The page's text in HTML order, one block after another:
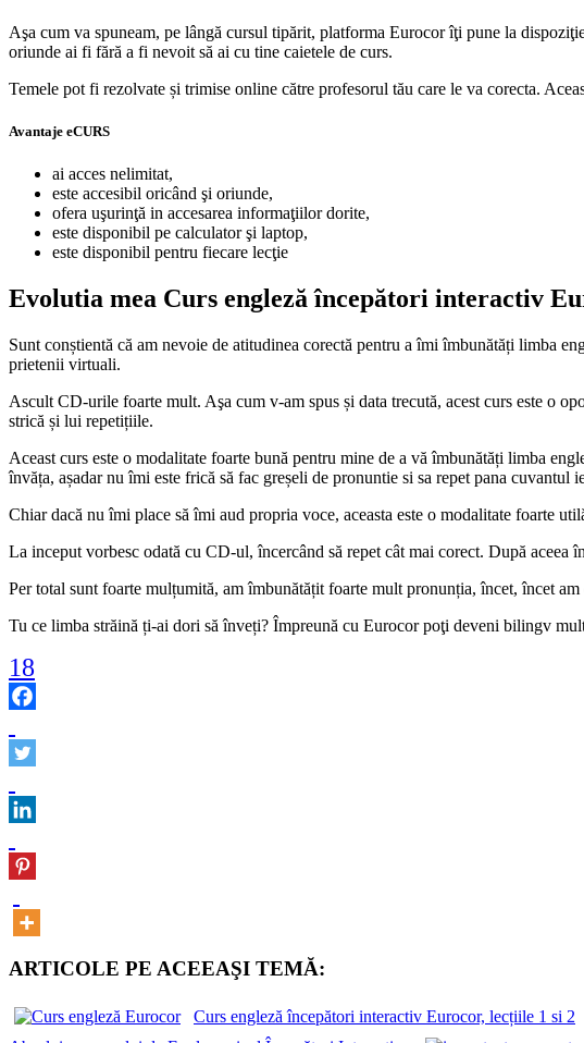
Aşa cum va spuneam, pe lângă cursul tipărit, platforma Eurocor îţi pune la
oriunde ai fi fără a fi nevoit să ai cu tine caietele de curs.
Temele pot fi rezolvate și trimise online către profesorul tău care le va corecta.
Avantaje eCURS
ai acces nelimitat,
este accesibil oricând şi oriunde,
ofera uşurinţă in accesarea informaţiilor dorite,
este disponibil pe calculator şi laptop,
este disponibil pentru fiecare lecţie
Evolutia mea Curs engleză începători interactiv
Sunt conștientă că am nevoie de atitudinea corectă pentru a îmi îmbunătăți limba
prietenii virtuali.
Ascult CD-urile foarte mult. Aşa cum v-am spus și data trecută, acest curs este o
strică și lui repetițiile.
Aceast curs este o modalitate foarte bună pentru mine de a vă îmbunătăți limba
învăța, așadar nu îmi este frică să fac greșeli de pronuntie si sa repet pana cuvantul
Chiar dacă nu îmi place să îmi aud propria voce, aceasta este o modalitate foarte
La inceput vorbesc odată cu CD-ul, încercând să repet cât mai corect. După
Per total sunt foarte mulțumită, am îmbunătățit foarte mult pronunția, încet, încet
Tu ce limba străină ți-ai dori să înveți? Împreună cu Eurocor poţi deveni bilingv
18
ARTICOLE PE ACEEAŞI TEMĂ:
Curs engleză începători interactiv Eurocor, lecțiile 1 si 2